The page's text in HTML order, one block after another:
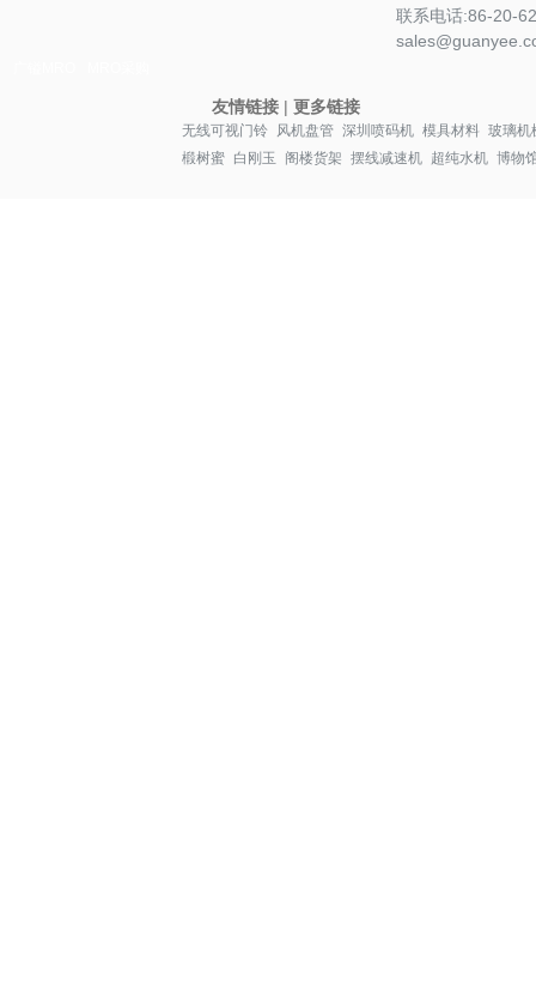
联系电话:86-20-
友情链接| 更多链接
无线可视门铃 风机盘管 深圳喷码机 模具材料 玻璃机
椴树蜜 白刚玉 阁楼货架 摆线减速机 超纯水机 博物